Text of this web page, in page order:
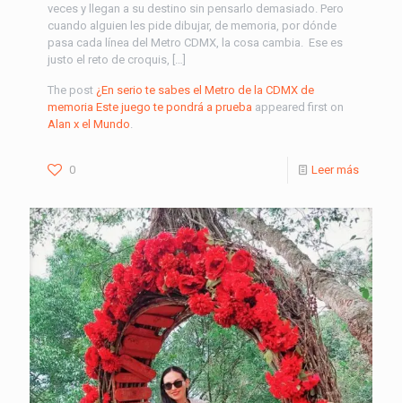
veces y llegan a su destino sin pensarlo demasiado. Pero
cuando alguien les pide dibujar, de memoria, por dónde
pasa cada línea del Metro CDMX, la cosa cambia. Ese es
justo el reto de croquis, […]
The post ¿En serio te sabes el Metro de la CDMX de
memoria Este juego te pondrá a prueba appeared first on
Alan x el Mundo
0 Leer más